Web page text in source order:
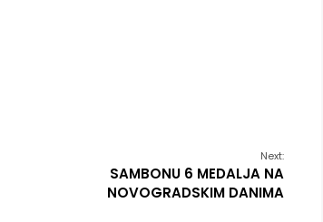
Next:
SAMBONU 6 MEDALJA NA
NOVOGRADSKIM DANIMA